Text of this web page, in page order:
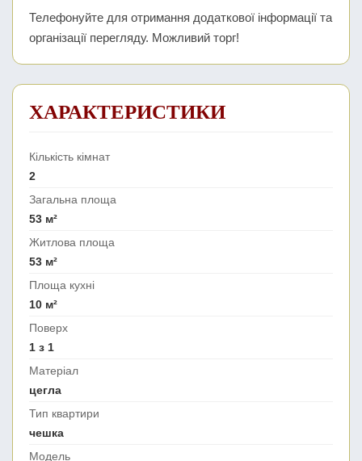
Телефонуйте для отримання додаткової інформації та
організації перегляду. Можливий торг!
ХАРАКТЕРИСТИКИ
Кількість кімнат
2
Загальна площа
53 м²
Житлова площа
53 м²
Площа кухні
10 м²
Поверх
1 з 1
Матеріал
цегла
Тип квартири
чешка
Модель